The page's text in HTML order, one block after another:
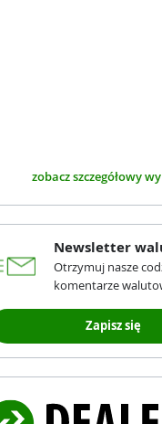
zobacz szczegółowy
Newsletter
Otrzymuj nasze
komentarze
Zapisz się